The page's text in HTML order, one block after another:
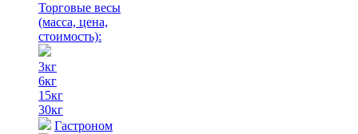
Торговые весы
(масса, цена,
стоимость):
3кг
6кг
15кг
30кг
Гастроном